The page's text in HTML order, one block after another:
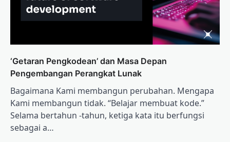
‘Getaran Pengkodean’ dan Masa Depan
Pengembangan Perangkat Lunak
Bagaimana Kami membangun perubahan. Mengapa
Kami membangun tidak. “Belajar membuat kode.”
Selama bertahun -tahun, ketiga kata itu berfungsi
sebagai a…